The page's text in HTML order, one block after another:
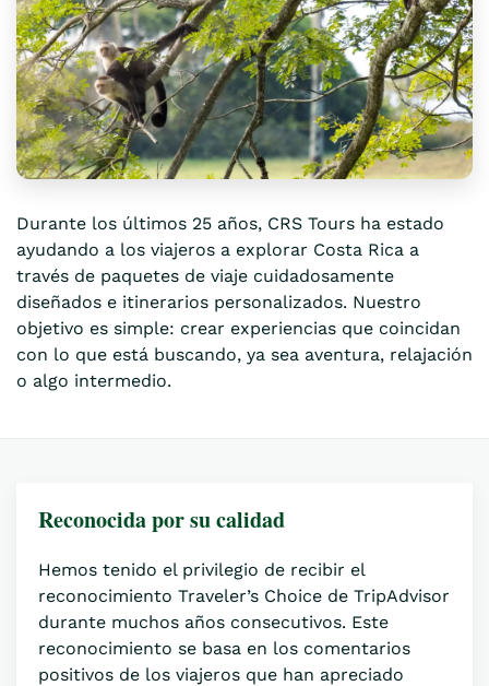
Durante los últimos 25 años, CRS Tours ha estado
ayudando a los viajeros a explorar Costa Rica a
través de paquetes de viaje cuidadosamente
diseñados e itinerarios personalizados. Nuestro
objetivo es simple: crear experiencias que coincidan
con lo que está buscando, ya sea aventura, relajación
o algo intermedio.
Reconocida por su calidad
Hemos tenido el privilegio de recibir el
reconocimiento Traveler’s Choice de TripAdvisor
durante muchos años consecutivos. Este
reconocimiento se basa en los comentarios
positivos de los viajeros que han apreciado